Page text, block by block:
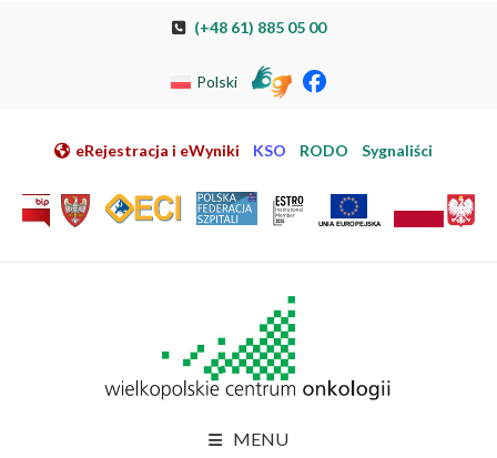
Przeskocz do nawigacji
Przejdź do mapy strony
Przejdź do elektronicznej rejestracji pacjenta
(+48 61) 885 05 00
Polski
eRejestracja i eWyniki KSO RODO Sygnaliści
MENU